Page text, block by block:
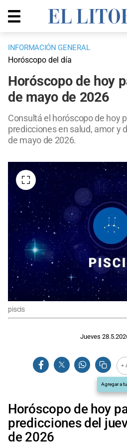
INFORMACIÓN GENERAL
Horóscopo del día
Horóscopo de hoy
de mayo de 2026
Consultá el horóscopo de hoy
predicciones en salud, amor y
de mayo de 2026.
piscis
Jueves
+
Agregar a
Horóscopo de hoy
predicciones del
de 2026